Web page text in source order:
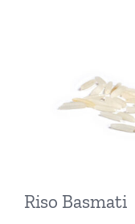
Riso Basmati